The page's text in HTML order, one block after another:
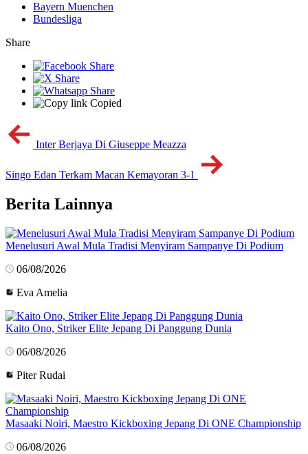
Bayern Muenchen
Bundesliga
Share
Copied
Inter Berjaya Di Giuseppe Meazza
Singo Edan Terkam Macan Kemayoran 3-1
Berita Lainnya
Menelusuri Awal Mula Tradisi Menyiram Sampanye Di Podium
06/08/2026
Eva Amelia
Kaito Ono, Striker Elite Jepang Di Panggung Dunia
06/08/2026
Piter Rudai
Masaaki Noiri, Maestro Kickboxing Jepang Di ONE Championship
06/08/2026